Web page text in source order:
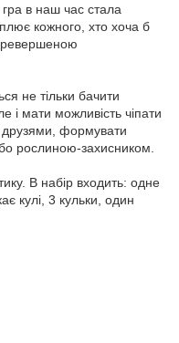
в наш час стала
кожного, хто хоча б
не тільки бачити
і мати можливість чіпати
друзями, формувати
рослиною-захисником.
В набір входить: одне
кулі, 3 кульки, один